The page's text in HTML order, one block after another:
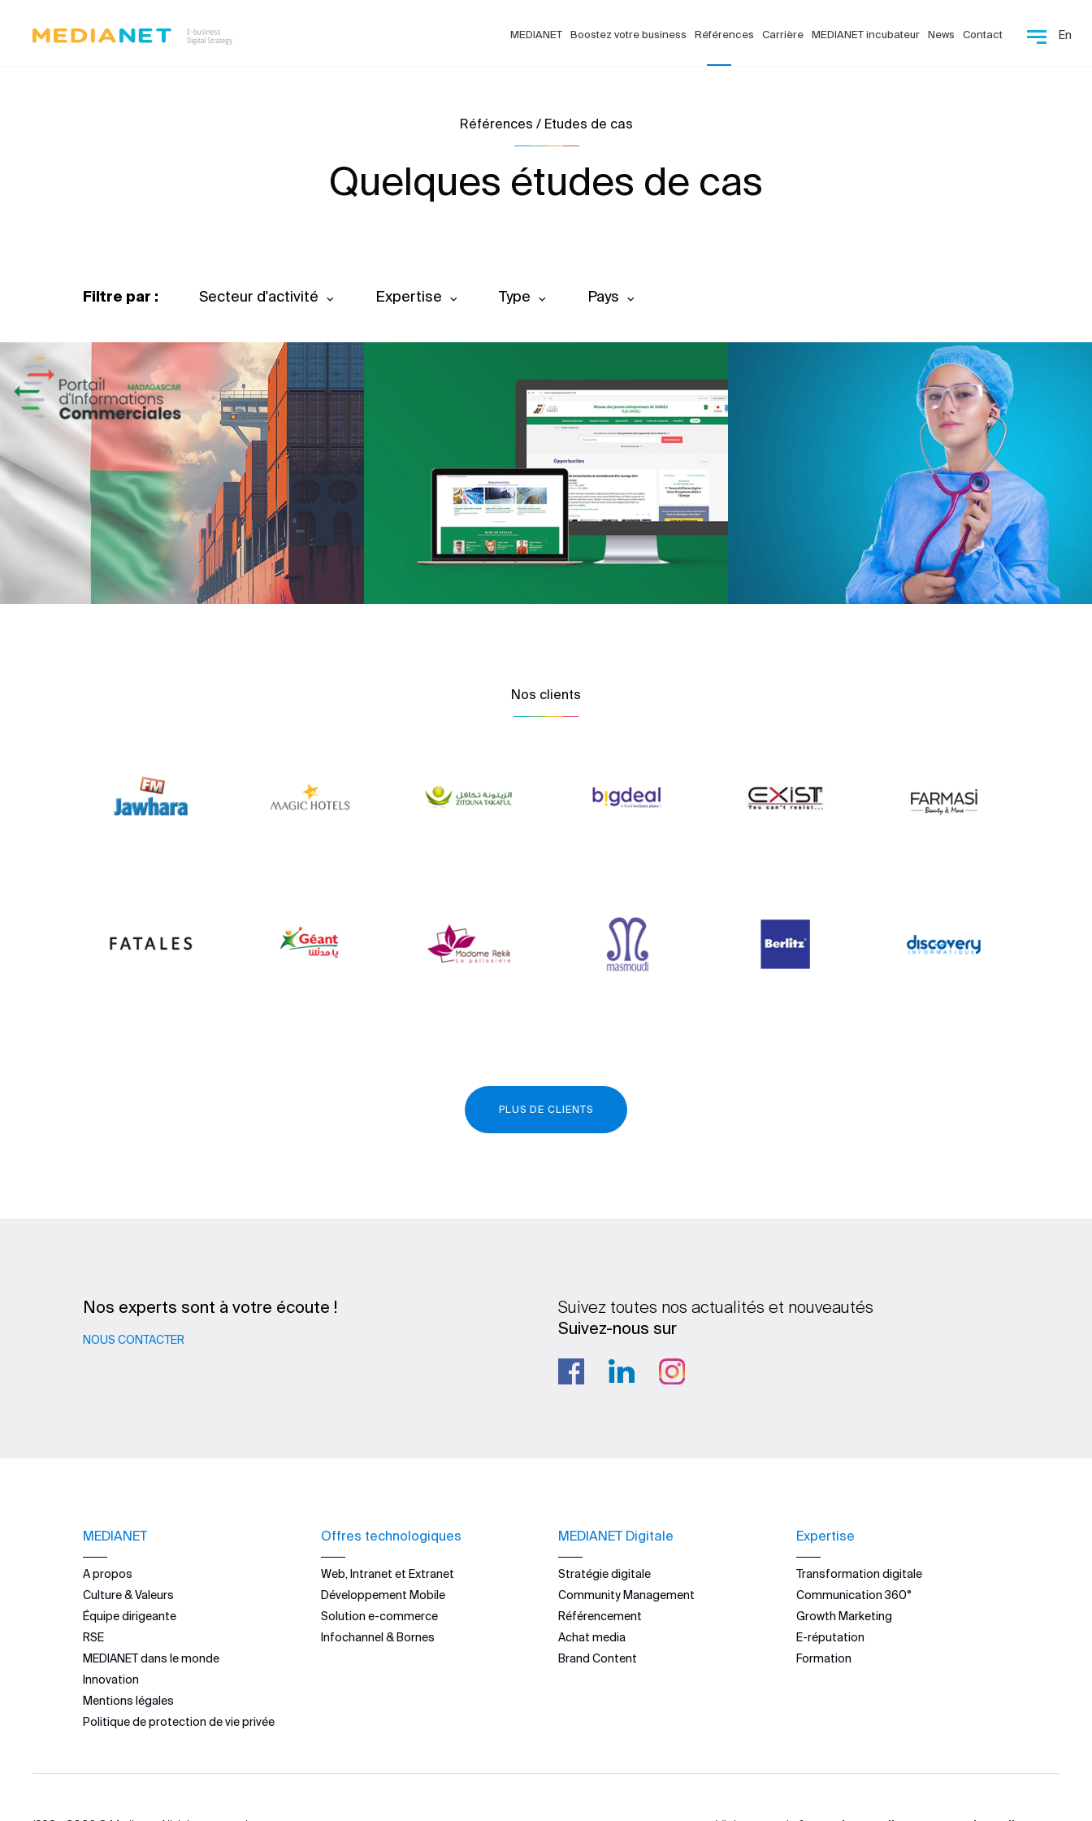
MEDIANET Boostez votre business Références Carrière MEDIANET incubateur News Contact En
Références / Etudes de cas
Quelques études de cas
Filtre par : Secteur d'activité Expertise Type Pays
ANSEJ
ONG & Bailleur de fonds
Plateformes digitales
Web, Intranet et Extranet
Référencement
Stratégie Social Media
Web, Intranet et Extranet
Nos clients
PLUS DE CLIENTS
Nos experts sont à votre écoute !
NOUS CONTACTER
Suivez toutes nos actualités et nouveautés
Suivez-nous sur
MEDIANET
A propos
Culture & Valeurs
Équipe dirigeante
RSE
MEDIANET dans le monde
Innovation
Mentions légales
Politique de protection de vie privée
Offres technologiques
Web, Intranet et Extranet
Développement Mobile
Solution e-commerce
Infochannel & Bornes
MEDIANET Digitale
Stratégie digitale
Community Management
Référencement
Achat media
Brand Content
Expertise
Transformation digitale
Communication 360°
Growth Marketing
E-réputation
Formation